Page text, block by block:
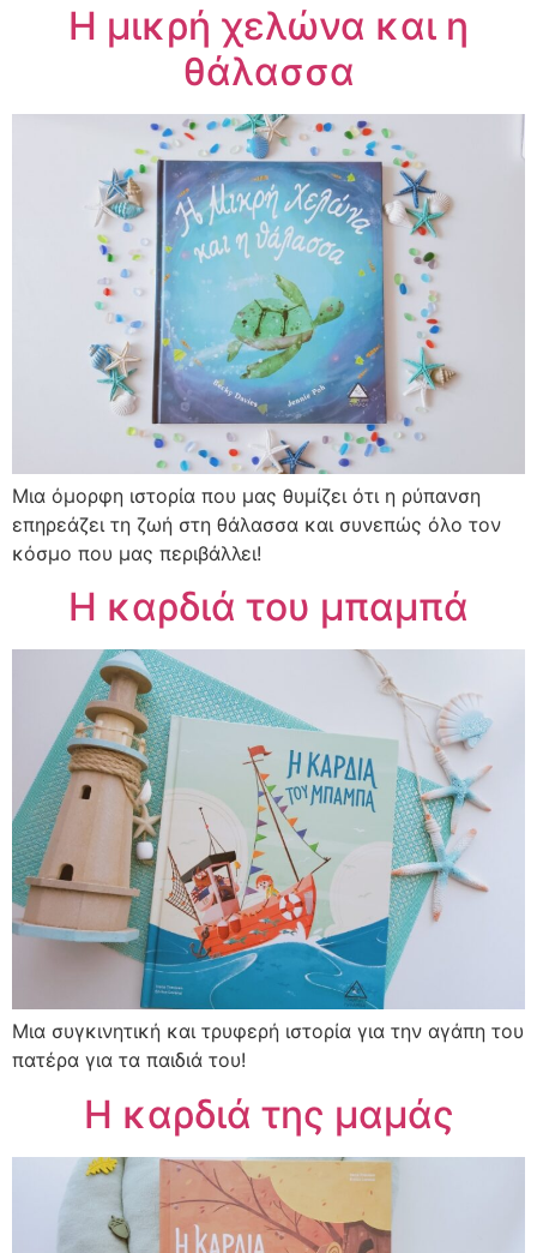
Η μικρή χελώνα και η
θάλασσα
Μια όμορφη ιστορία που μας θυμίζει ότι η ρύπανση
επηρεάζει τη ζωή στη θάλασσα και συνεπώς όλο τον
κόσμο που μας περιβάλλει!
H καρδιά του μπαμπά
Μια συγκινητική και τρυφερή ιστορία για την αγάπη του
πατέρα για τα παιδιά του!
Η καρδιά της μαμάς